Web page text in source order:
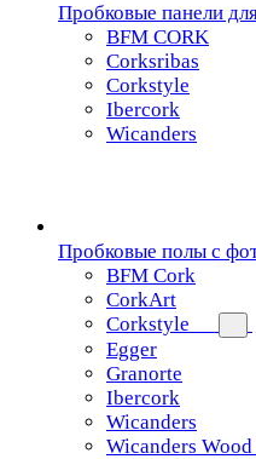
Пробковые панели
BFM CORK
Corksribas
Corkstyle
Ibercork
Wicanders
Пробковые полы с
BFM Cork
CorkArt
Corkstyle
Egger
Granorte
Ibercork
Wicanders
Wicanders Wood